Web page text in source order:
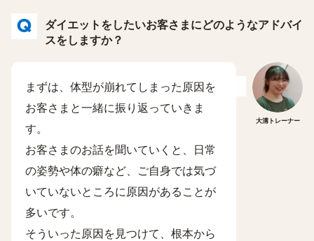
ダイエットをしたいお客さまにどのようなアドバイ
スをしますか？
大溝トレーナー
まずは、体型が崩れてしまった原因を
お客さまと一緒に振り返っていきま
す。
お客さまのお話を聞いていくと、日常
の姿勢や体の癖など、ご自身では気づ
いていないところに原因があることが
多いです。
そういった原因を見つけて、根本から